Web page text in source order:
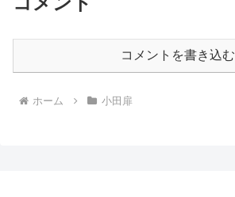
コメントを書き込む
ホーム 小田扉